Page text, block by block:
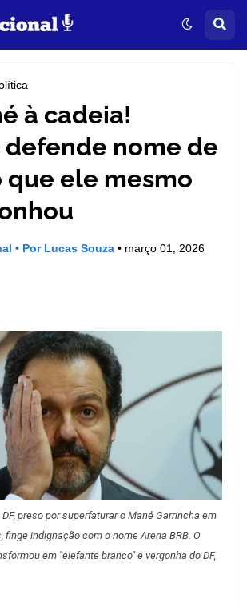
à cadeia!
nome de
que ele mesmo
• Por Lucas Souza • março 01, 2026
preso por superfaturar o Mané Garrincha em
finge indignação com o nome Arena BRB. O
em "elefante branco" e vergonha do DF,